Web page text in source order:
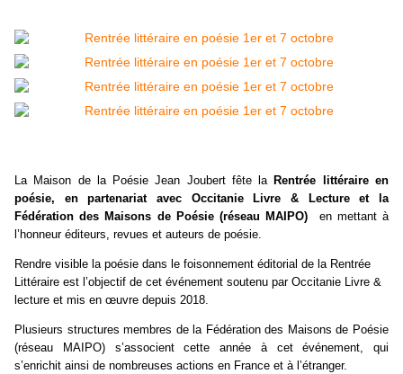
La Maison de la Poésie Jean Joubert fête la Rentrée littéraire en
poésie, en partenariat avec Occitanie Livre & Lecture et la
Fédération des Maisons de Poésie (réseau MAIPO)
en mettant à
l’honneur éditeurs, revues et auteurs de poésie.
Rendre visible la poésie dans le foisonnement éditorial de la Rentrée
Littéraire est l’objectif de cet événement soutenu par Occitanie Livre &
lecture et mis en œuvre depuis 2018.
Plusieurs structures membres de la Fédération des Maisons de Poésie
(réseau MAIPO) s’associent cette année à cet événement, qui
s’enrichit ainsi de nombreuses actions en France et à l’étranger.